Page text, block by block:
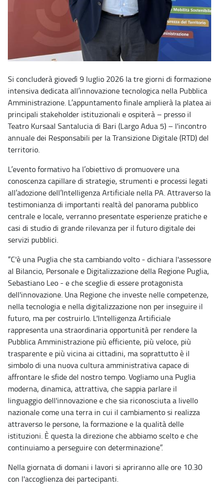
Si concluderà giovedì 9 luglio 2026 la tre giorni di formazione
intensiva dedicata all’innovazione tecnologica nella Pubblica
Amministrazione. L’appuntamento finale amplierà la platea ai
principali stakeholder istituzionali e ospiterà – presso il
Teatro Kursaal Santalucia di Bari (Largo Adua 5) – l'incontro
annuale dei Responsabili per la Transizione Digitale (RTD) del
territorio.
L’evento formativo ha l’obiettivo di promuovere una
conoscenza capillare di strategie, strumenti e processi legati
all’adozione dell’Intelligenza Artificiale nella PA. Attraverso la
testimonianza di importanti realtà del panorama pubblico
centrale e locale, verranno presentate esperienze pratiche e
casi di studio di grande rilevanza per il futuro digitale dei
servizi pubblici.
“C'è una Puglia che sta cambiando volto - dichiara l'assessore
al Bilancio, Personale e Digitalizzazione della Regione Puglia,
Sebastiano Leo - e che sceglie di essere protagonista
dell'innovazione. Una Regione che investe nelle competenze,
nella tecnologia e nella digitalizzazione non per inseguire il
futuro, ma per costruirlo. L'Intelligenza Artificiale
rappresenta una straordinaria opportunità per rendere la
Pubblica Amministrazione più efficiente, più veloce, più
trasparente e più vicina ai cittadini, ma soprattutto è il
simbolo di una nuova cultura amministrativa capace di
affrontare le sfide del nostro tempo. Vogliamo una Puglia
moderna, dinamica, attrattiva, che sappia parlare il
linguaggio dell'innovazione e che sia riconosciuta a livello
nazionale come una terra in cui il cambiamento si realizza
attraverso le persone, la formazione e la qualità delle
istituzioni. È questa la direzione che abbiamo scelto e che
continuiamo a perseguire con determinazione”.
Nella giornata di domani i lavori si apriranno alle ore 10.30
con l'accoglienza dei partecipanti.